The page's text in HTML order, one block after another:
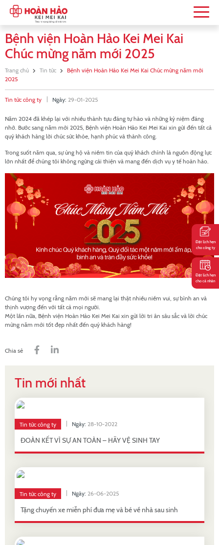
Bệnh viện Hoàn Hảo Kei Mei Kai
Chúc mừng năm mới 2025
Trang chủ Tin tức
Bệnh viện Hoàn Hảo Kei Mei Kai Chúc mừng năm mới
2025
Tin tức công ty Ngày: 29-01-2025
Năm 2024 đã khép lại với nhiều thành tựu đáng tự hào và những kỷ niệm đáng
nhớ. Bước sang năm mới 2025, Bệnh viện Hoàn Hảo Kei Mei Kai xin gửi đến tất cả
quý khách hàng lời chúc sức khỏe, hạnh phúc và thành công.
Trong suốt năm qua, sự ủng hộ và niềm tin của quý khách chính là nguồn động lực
lớn nhất để chúng tôi không ngừng cải thiện và mang đến dịch vụ y tế hoàn hảo.
Chúng tôi hy vọng rằng năm mới sẽ mang lại thật nhiều niềm vui, sự bình an và
thịnh vượng đến với tất cả mọi người.
Một lần nữa, Bệnh viện Hoàn Hảo Kei Mei Kai xin gửi lời tri ân sâu sắc và lời chúc
mừng năm mới tốt đẹp nhất đến quý khách hàng!
Chia sẻ
Tin mới nhất
Tin tức công ty Ngày: 28-10-2022
ĐOÀN KẾT VÌ SỰ AN TOÀN – HÃY VỆ SINH TAY
Tin tức công ty Ngày: 26-06-2025
Tặng chuyến xe miễn phí đưa mẹ và bé về nhà sau sinh
Đặt lịch hẹn
cho công ty
Đặt lịch hẹn
cho cá nhân